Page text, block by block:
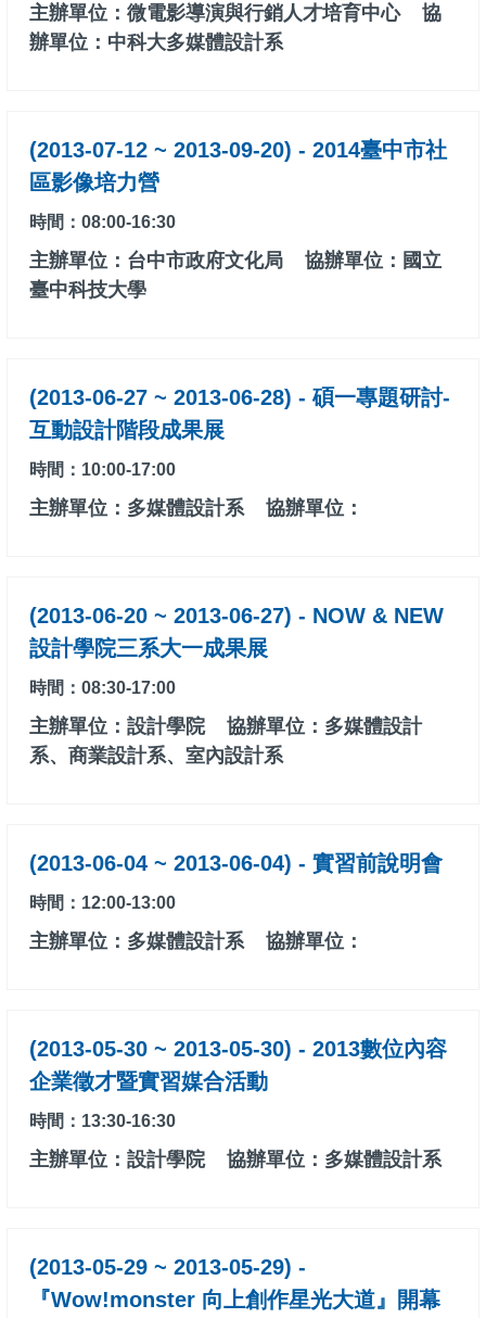
主辦單位：微電影導演與行銷人才培育中心
協
辦單位：中科大多媒體設計系
(2013-07-12 ~ 2013-09-20) - 2014臺中市社
區影像培力營
時間：08:00-16:30
主辦單位：台中市政府文化局
協辦單位：國立
臺中科技大學
(2013-06-27 ~ 2013-06-28) - 碩一專題研討-
互動設計階段成果展
時間：10:00-17:00
主辦單位：多媒體設計系 協辦單位：
(2013-06-20 ~ 2013-06-27) - NOW & NEW
設計學院三系大一成果展
時間：08:30-17:00
主辦單位：設計學院
協辦單位：多媒體設計
系、商業設計系、室內設計系
(2013-06-04 ~ 2013-06-04) - 實習前說明會
時間：12:00-13:00
主辦單位：多媒體設計系 協辦單位：
(2013-05-30 ~ 2013-05-30) - 2013數位內容
企業徵才暨實習媒合活動
時間：13:30-16:30
主辦單位：設計學院 協辦單位：多媒體設計系
(2013-05-29 ~ 2013-05-29) -
『Wow!monster 向上創作星光大道』開幕